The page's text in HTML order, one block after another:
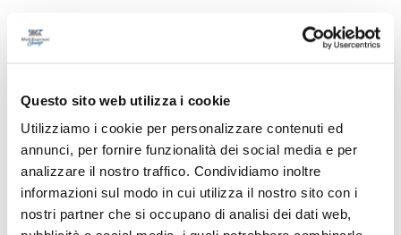
Questo sito web utilizza i cookie
Utilizziamo i cookie per personalizzare contenuti ed
annunci, per fornire funzionalità dei social media e per
analizzare il nostro traffico. Condividiamo inoltre
informazioni sul modo in cui utilizza il nostro sito con i
nostri partner che si occupano di analisi dei dati web,